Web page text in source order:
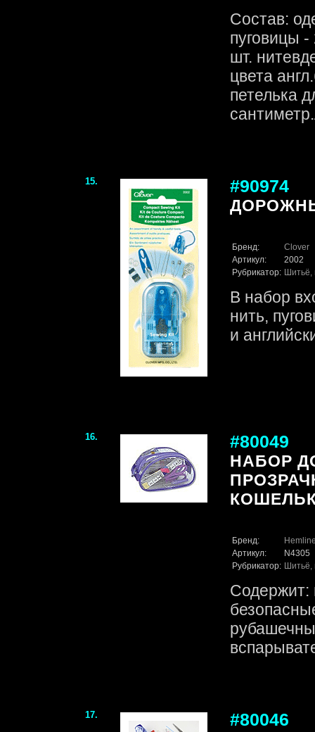
Состав:
пуговицы
шт.
цвета
петелька
15. #90974
Бренд:
Clover
Артикул:
2002
Рубрикатор: Шитьё,
В набор
нить,
и
16. #80049
НАБОР
Бренд:
Артикул:
N4305
Рубрикатор: Шитьё,
Содержит:
17. #80046